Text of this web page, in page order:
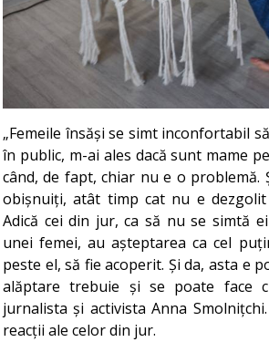
„Femeile însăși se simt inconfortabil
în public, m-ai ales dacă sunt mame
când, de fapt, chiar nu e o problemă.
obișnuiți, atât timp cat nu e
Adică cei din jur, ca să nu se simtă
unei femei, au așteptarea ca cel
peste el, să fie acoperit. Și da, asta e
alăptare trebuie și se poate face
jurnalista și activista Anna
reacții ale celor din jur.